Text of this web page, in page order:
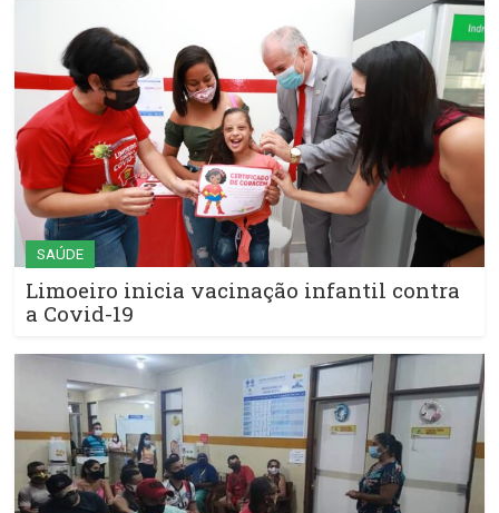
SAÚDE
Limoeiro inicia vacinação infantil contra
a Covid-19